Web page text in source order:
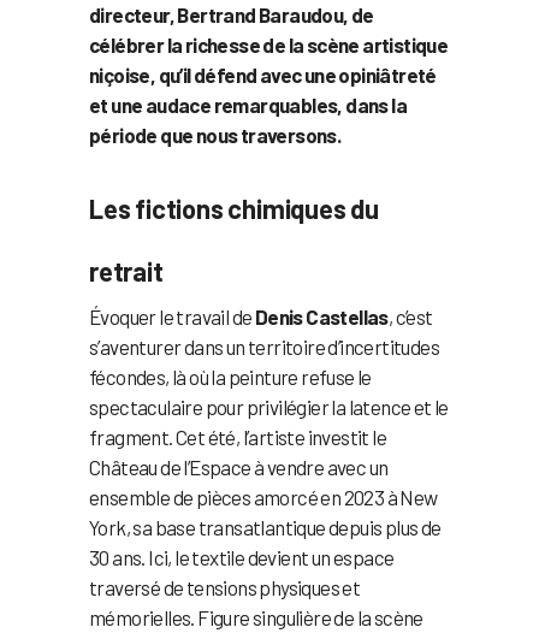
directeur, Bertrand Baraudou, de
célébrer la richesse de la scène artistique
niçoise, qu’il défend avec une opiniâtreté
et une audace remarquables, dans la
période que nous traversons.
Les fictions chimiques du
retrait
Évoquer le travail de Denis Castellas, c’est
s’aventurer dans un territoire d’incertitudes
fécondes, là où la peinture refuse le
spectaculaire pour privilégier la latence et le
fragment. Cet été, l’artiste investit le
Château de l’Espace à vendre avec un
ensemble de pièces amorcé en 2023 à New
York, sa base transatlantique depuis plus de
30 ans. Ici, le textile devient un espace
traversé de tensions physiques et
mémorielles. Figure singulière de la scène